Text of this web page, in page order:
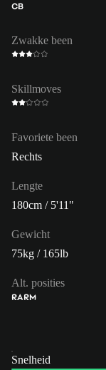
CB
Zwakke been
Skillmoves
Favoriete been
Rechts
Lengte
180cm / 5'11"
Gewicht
75kg / 165lb
Alt. posities
RARM
Snelheid